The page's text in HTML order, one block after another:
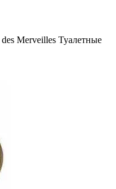
Merveilles Туалетные